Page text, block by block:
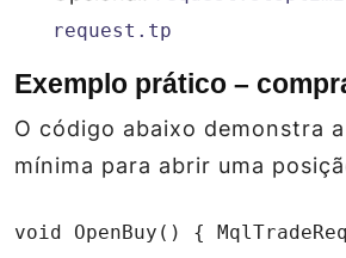
request.tp
Exemplo prático –
O código abaixo demonstra
mínima para abrir uma
void OpenBuy() {